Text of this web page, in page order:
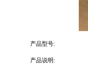
产品型号:
产品说明: